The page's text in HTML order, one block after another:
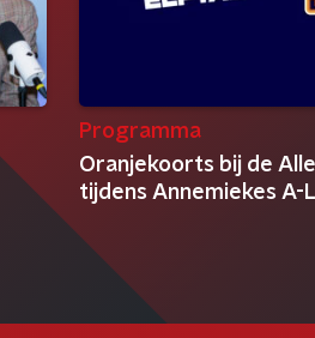
Programma
Oranjekoorts bij de Alle
tijdens Annemiekes A-